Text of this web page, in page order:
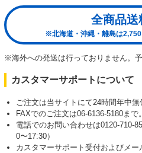
全商品送
※北海道・沖縄・離島は
※海外への発送は行っておりません。
カスタマーサポートについて
ご注文は当サイトにて24時間年中無
FAXでのご注文は06-6136-5180まで
電話でのお問い合わせは0120-710-
0〜17:30）
カスタマーサポート受付およびメ